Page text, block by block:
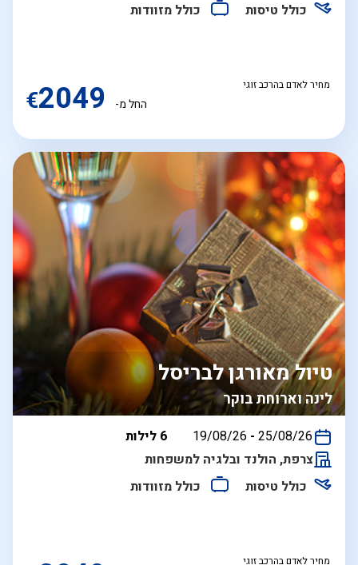
כולל טיסות
כולל מזוודות
מחיר לאדם בהרכב זוגי
החל מ- €2049
לינה וארוחת בוקר
טיול מאורגן לבריסל
בין
19/08/26 - 25/08/26
6 לילות
צרפת, הולנד ובלגיה למשפחות
כולל טיסות
כולל מזוודות
מחיר לאדם בהרכב זוגי